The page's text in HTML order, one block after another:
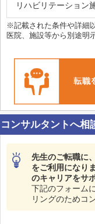
リハビリテーション
※記載された条件や詳細
医院、施設等から別途明
コンサルタントへ相
先生のご転職に
をご利用になり
のキャリアをサ
下記のフォーム
リングのためコ